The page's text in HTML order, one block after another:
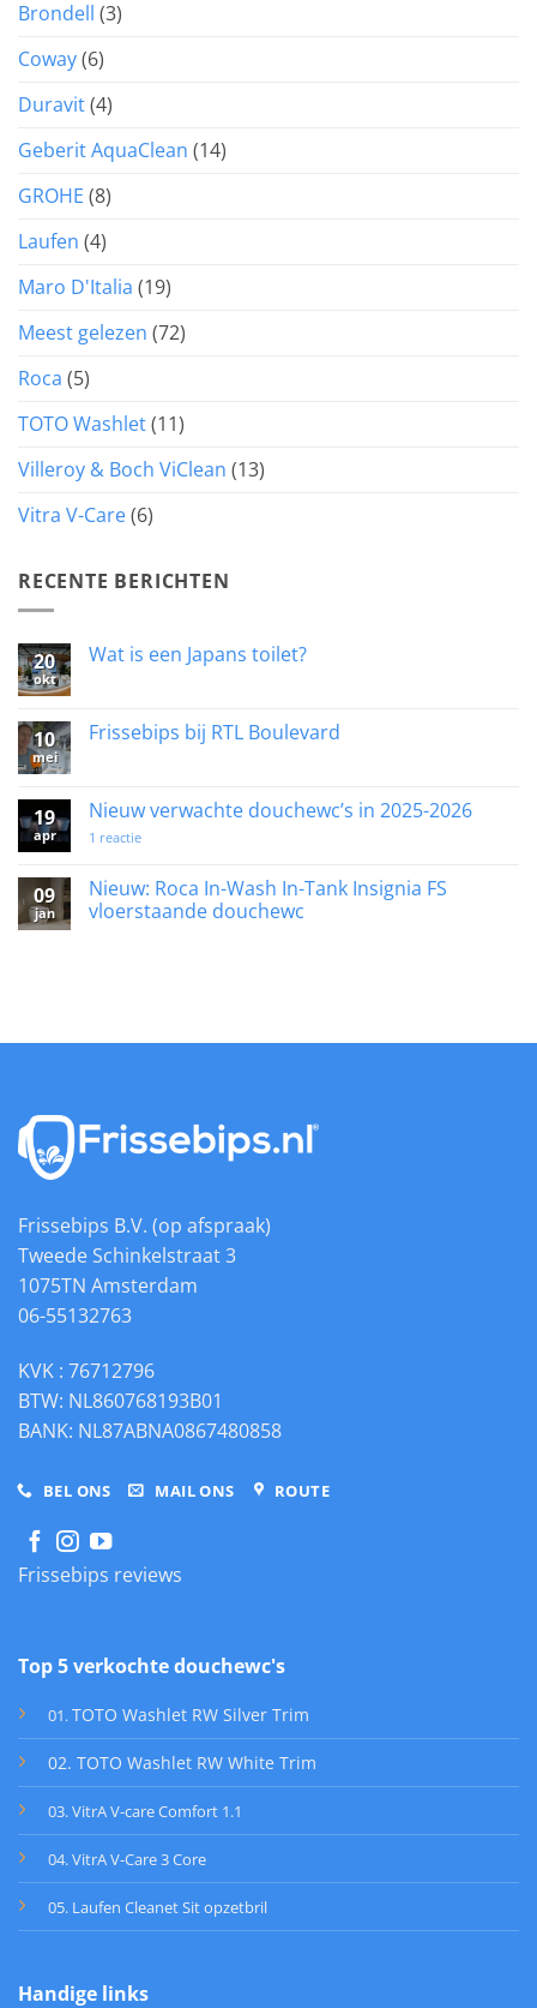
Brondell (3)
Coway(6)
Duravit(4)
Geberit AquaClean (14)
GROHE (8)
Laufen (4)
Maro D'Italia (19)
Meest gelezen (72)
Roca (5)
TOTO Washlet(11)
Villeroy & Boch ViClean (13)
Vitra V-Care(6)
RECENTE BERICHTEN
20
okt
Wat is een Japans toilet?
Wat
is
10
mei
Frissebips bij RTL Boulevard
Frissebips
bij
RTL
19
apr
Nieuw verwachte douchewc’s in 2025-2026
1 reactieop
douchewc’s
in
2025-
09
jan
Nieuw: Roca In-Wash In-Tank Insignia FS
vloerstaande douchewc
In-
douchewc
Frissebips B.V. (op afspraak)
Tweede Schinkelstraat 3
1075TN Amsterdam
06-55132763
KVK : 76712796
BTW: NL860768193B01
BANK: NL87ABNA0867480858
BEL ONS MAIL ONS ROUTE
Frissebips reviews
Top 5 verkochte douchewc's
01 . TOTO Washlet RW Silver Trim
02. TOTO Washlet RW White Trim
03. VitrA V-care Comfort 1.1
04. VitrA V-Care 3 Core
05. Laufen Cleanet Sit opzetbril
Handige links